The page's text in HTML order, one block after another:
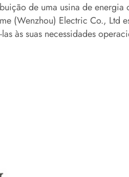
de uma usina de
(Wenzhou) Electric Co., Ltd
às suas necessidades